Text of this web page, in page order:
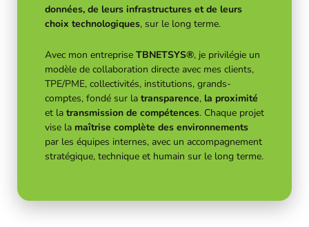
données, de leurs infrastructures et de leurs
choix technologiques, sur le long terme.
Avec mon entreprise TBNETSYS®, je privilégie un
modèle de collaboration directe avec mes clients,
TPE/PME, collectivités, institutions, grands-
comptes, fondé sur la transparence, la proximité
et la transmission de compétences. Chaque projet
vise la maîtrise complète des environnements
par les équipes internes, avec un accompagnement
stratégique, technique et humain sur le long terme.